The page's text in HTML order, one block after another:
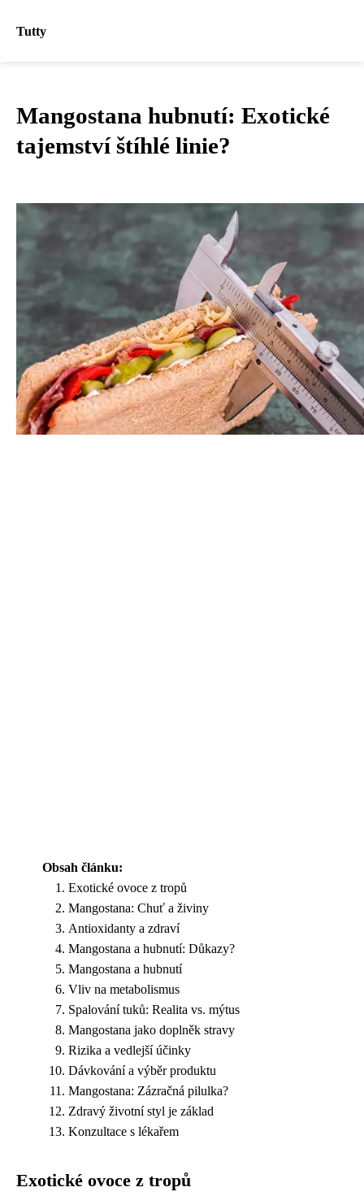
Tutty
Mangostana hubnutí: Exotické
tajemství štíhlé linie?
Obsah článku:
Exotické ovoce z tropů
Mangostana: Chuť a živiny
Antioxidanty a zdraví
Mangostana a hubnutí: Důkazy?
Mangostana a hubnutí
Vliv na metabolismus
Spalování tuků: Realita vs. mýtus
Mangostana jako doplněk stravy
Rizika a vedlejší účinky
Dávkování a výběr produktu
Mangostana: Zázračná pilulka?
Zdravý životní styl je základ
Konzultace s lékařem
Exotické ovoce z tropů